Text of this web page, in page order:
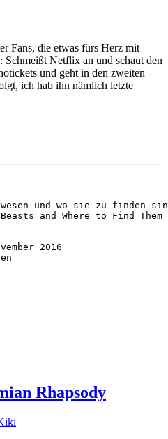
Fans, die etwas fürs Herz mit
Netflix an und schaut den
und geht in den zweiten
ich hab ihn nämlich letzte
Rhapsody